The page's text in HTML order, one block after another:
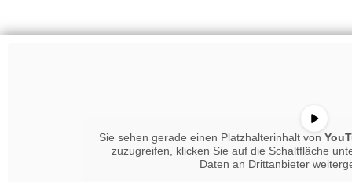
Sie sehen gerade einen Platzhalterinhalt von
zuzugreifen, klicken Sie auf die Schaltfläche
Daten an Drittanbieter